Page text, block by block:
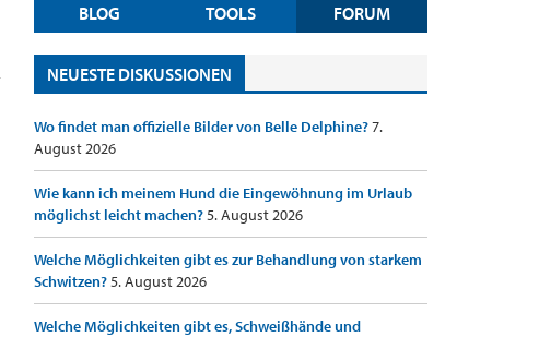
BLOG TOOLS FORUM
NEUESTE DISKUSSIONEN
Wo findet man offizielle Bilder von Belle Delphine?7.
August 2026
Wie kann ich meinem Hund die Eingewöhnung im Urlaub
möglichst leicht machen?5. August 2026
Welche Möglichkeiten gibt es zur Behandlung von starkem
Schwitzen?5. August 2026
Welche Möglichkeiten gibt es, Schweißhände und